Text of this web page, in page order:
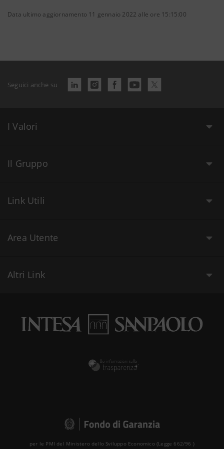
Data ultimo aggiornamento 11 gennaio 2022 alle ore 15:15:00
Seguici anche su
I Valori
Il Gruppo
Link Utili
Area Utente
Altri Link
per le PMI del Ministero dello Sviluppo Economico (Legge 662/96 )